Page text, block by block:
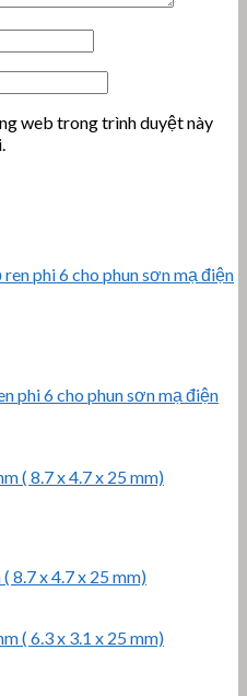
web trong trình duyệt này
phi 6 cho phun sơn mạ điện
8.7 x 4.7 x 25 mm)